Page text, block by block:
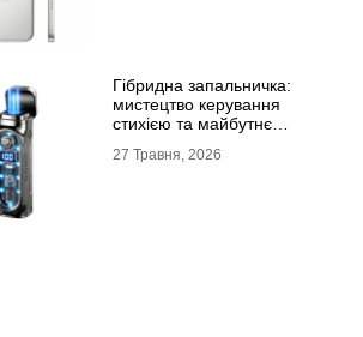
Гібридна запальничка:
мистецтво керування
стихією та майбутнє
27 Травня, 2026